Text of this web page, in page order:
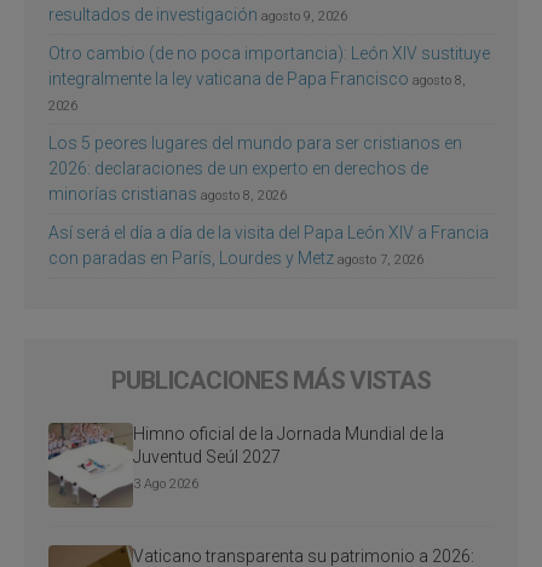
resultados de investigación agosto 9, 2026
Otro cambio (de no poca importancia): León XIV sustituye
integralmente la ley vaticana de Papa Francisco agosto 8,
2026
Los 5 peores lugares del mundo para ser cristianos en
2026: declaraciones de un experto en derechos de
minorías cristianas agosto 8, 2026
Así será el día a día de la visita del Papa León XIV a Francia
con paradas en París, Lourdes y Metz agosto 7, 2026
PUBLICACIONES MÁS VISTAS
Himno oficial de la Jornada Mundial de la
Juventud Seúl 2027
3 Ago 2026
Vaticano transparenta su patrimonio a 2026: